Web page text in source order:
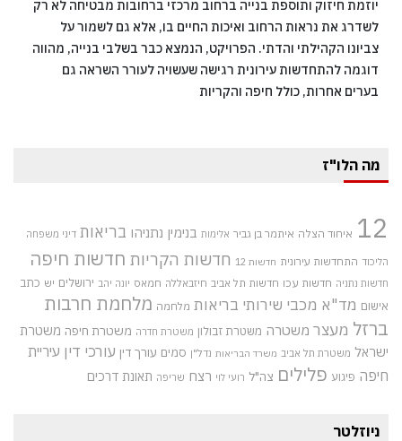
יוזמת חיזוק ותוספת בנייה ברחוב מרכזי ברחובות מבטיחה לא רק
לשדרג את נראות הרחוב ואיכות החיים בו, אלא גם לשמור על
צביונו הקהילתי והדתי. הפרויקט, הנמצא כבר בשלבי בנייה, מהווה
דוגמה להתחדשות עירונית רגישה שעשויה לעורר השראה גם
בערים אחרות, כולל חיפה והקריות
מה הלו"ז
12 איחוד הצלה איתמר בן גביר אלימות בנימין נתניהו בריאות דיני משפחה
הליכוד התחדשות עירונית חדשות 12 חדשות הקריות חדשות חיפה
חדשות נתניה חדשות עכו חדשות תל אביב חיזבאללה חמאס יונה יהב ירושלים יש כתב
אישום מד"א מכבי שירותי בריאות מלחמה מלחמת חרבות
ברזל מעצר משטרה משטרת זבולון משטרת חדרה משטרת חיפה משטרת
ישראל משטרת תל אביב משרד הבריאות נדל"ן סמים עורך דין עורכי דין עיריית
חיפה פיגוע פלילים צה"ל רועי לוי רצח שריפה תאונת דרכים
ניוזלטר